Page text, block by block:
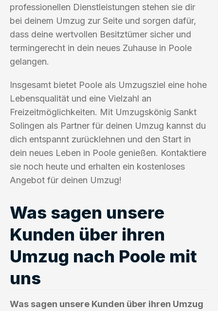
professionellen Dienstleistungen stehen sie dir
bei deinem Umzug zur Seite und sorgen dafür,
dass deine wertvollen Besitztümer sicher und
termingerecht in dein neues Zuhause in Poole
gelangen.
Insgesamt bietet Poole als Umzugsziel eine hohe
Lebensqualität und eine Vielzahl an
Freizeitmöglichkeiten. Mit Umzugskönig Sankt
Solingen als Partner für deinen Umzug kannst du
dich entspannt zurücklehnen und den Start in
dein neues Leben in Poole genießen. Kontaktiere
sie noch heute und erhalten ein kostenloses
Angebot für deinen Umzug!
Was sagen unsere
Kunden über ihren
Umzug nach Poole mit
uns
Was sagen unsere Kunden über ihren Umzug